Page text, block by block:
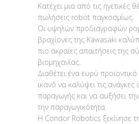
Κατέχει μια από τις ηγετικές
πωλήσεις robot παγκοσμίως.
Οι υψηλών προδιαγραφών
βραχίονες της Kawasaki
πιο ακραίες απαιτήσεις της
βιομηχανίας.
Διαθέτει ένα ευρύ
ικανό να καλύψει τις
παραγωγής και να αυξήσει
την παραγωγικότητα.
Η Condor Robotics ξεκίνησε